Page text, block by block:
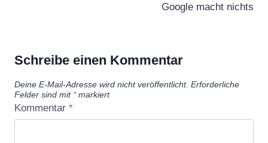
Google macht nichts
Schreibe einen Kommentar
Deine E-Mail-Adresse wird nicht veröffentlicht. Erforderliche
Felder sind mit *markiert
Kommentar *